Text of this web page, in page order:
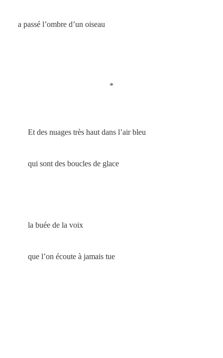
a passé l’ombre d’un oiseau
*
Et des nuages très haut dans l’air bleu
qui sont des boucles de glace
la buée de la voix
que l’on écoute à jamais tue